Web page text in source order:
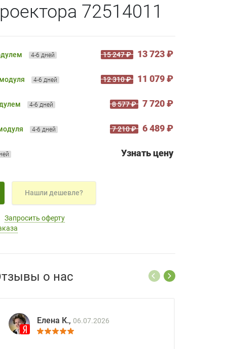
72514011
4-6 дней 15 247 ₽ 13 723 ₽
4-6 дней 12 310 ₽ 11 079 ₽
4-6 дней 8 577 ₽ 7 720 ₽
4-6 дней 7 210 ₽ 6 489 ₽
Узнать цену
Нашли дешевле?
Запросить оферту
о нас
Елена К., 06.07.2026